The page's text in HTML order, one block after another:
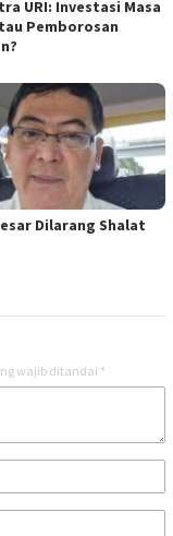
URI: Investasi Masa
Pemborosan
Dilarang Shalat
wajib ditandai *